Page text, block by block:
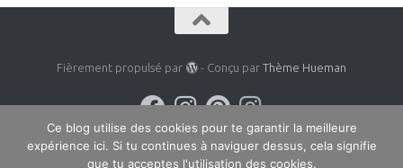
Fièrement propulsé par - Conçu par Thème Hueman
Ce blog utilise des cookies pour te garantir la meilleure
expérience ici. Si tu continues à naviguer dessus, cela signifie
que tu acceptes l'utilisation des cookies.